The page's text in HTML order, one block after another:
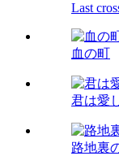
Last
血の町
君は愛
路地裏